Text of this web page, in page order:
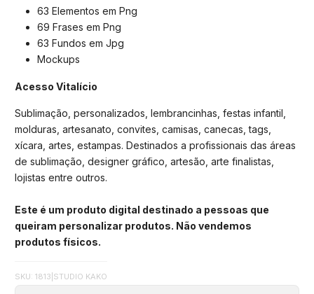
63 Elementos em Png
69 Frases em Png
63 Fundos em Jpg
Mockups
Acesso Vitalício
Sublimação, personalizados, lembrancinhas, festas infantil,
molduras, artesanato, convites, camisas, canecas, tags,
xícara, artes, estampas. Destinados a profissionais das áreas
de sublimação, designer gráfico, artesão, arte finalistas,
lojistas entre outros.
Este é um produto digital destinado a pessoas que
queiram personalizar produtos. Não vendemos
produtos físicos.
SKU: 1813 STUDIO KAKO